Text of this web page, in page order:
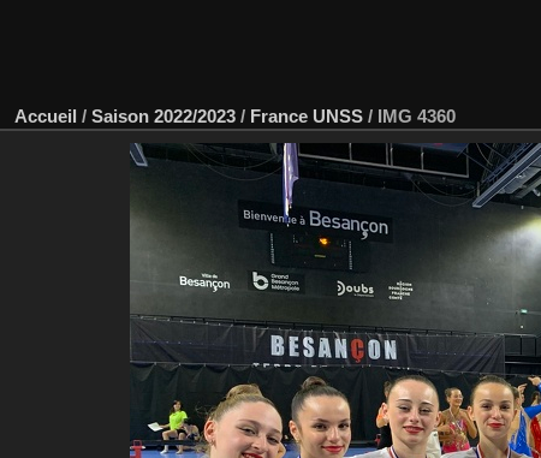
Accueil / Saison 2022/2023 / France UNSS / IMG 4360